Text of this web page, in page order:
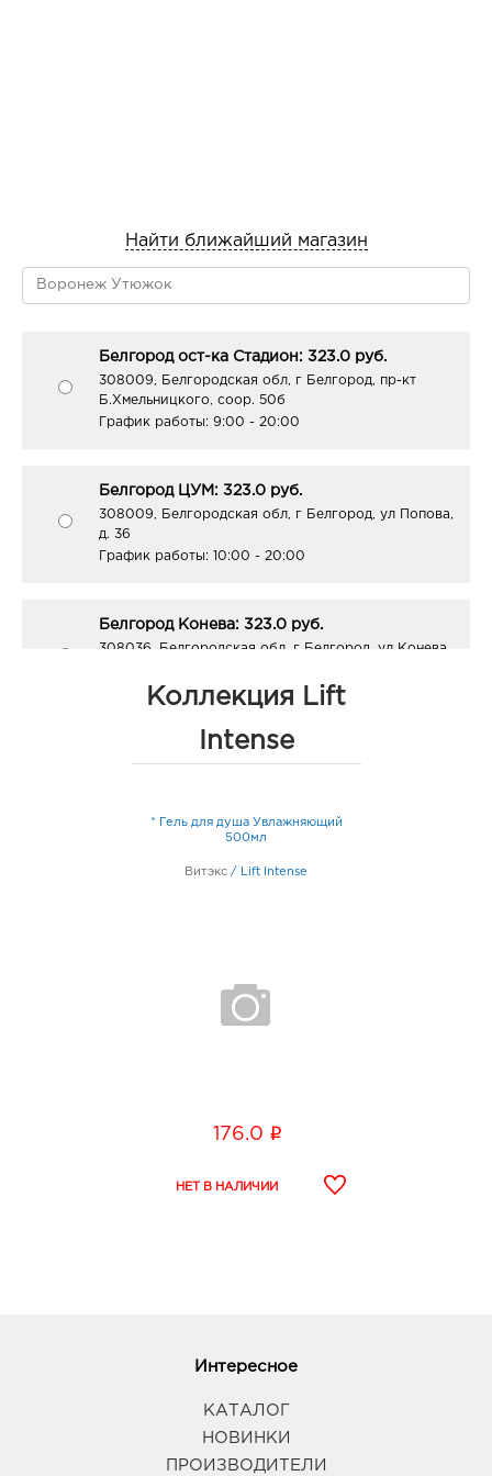
Найти ближайший магазин
Белгород ост-ка Стадион: 323.0 руб.
308009, Белгородская обл, г Белгород, пр-кт
Б.Хмельницкого, соор. 50б
График работы: 9:00 - 20:00
Белгород ЦУМ: 323.0 руб.
308009, Белгородская обл, г Белгород, ул Попова,
д. 36
График работы: 10:00 - 20:00
Белгород Конева: 323.0 руб.
308036, Белгородская обл, г Белгород, ул Конева,
График работы:9:00 - 18:00
График работы: 9:00 - 21:00
Белгород Маяк: 323.0 руб.
308033, Белгородская обл, г Белгород, ул
График работы: 10:00 - 21:00
Воронеж Максимир: 323.0 руб.
Ленинский, д. 174П
Коллекция Lift
Intense
* Гель для душа Увлажняющий
500мл
Витэкс / Lift Intense
176.0 i
Интересное
КАТАЛОГ
НОВИНКИ
ПРОИЗВОДИТЕЛИ